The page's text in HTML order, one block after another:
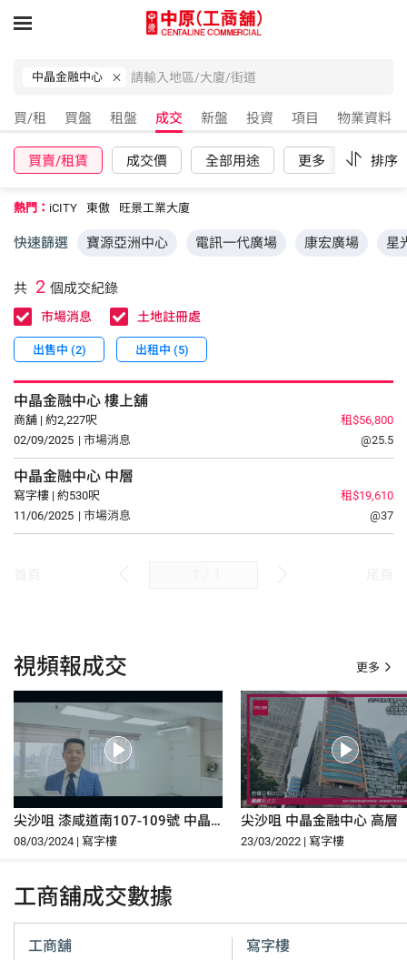
中晶金融中心
買/租 買盤 租盤 成交 新盤 投資 項目 物業資料
買賣/租賃 成交價 全部用途 更多 重設
排序
熱門： iCITY 東傲 旺景工業大廈
快速篩選 寶源亞洲中心 電訊一代廣場 康宏廣場 星
共 2 個成交紀錄
市場消息 土地註冊處
出售中 (2) 出租中 (5)
中晶金融中心 樓上舖
商舖 | 約2,227呎
租$56,800
02/09/2025 | 市場消息 @25.5
中晶金融中心 中層
寫字樓 | 約530呎
租$19,610
11/06/2025 | 市場消息 @37
視頻報成交 更多
尖沙咀 漆咸道南107-109號 中晶
金融中心 15樓
08/03/2024 | 寫字樓
尖沙咀 中晶金融中心 高層
23/03/2022 | 寫字樓
工商舖成交數據
工商舖 寫字樓